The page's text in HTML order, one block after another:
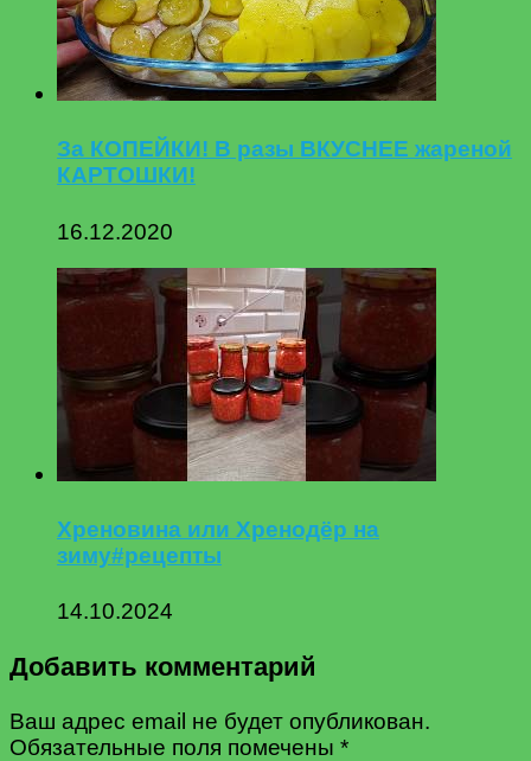
За КОПЕЙКИ! В разы ВКУСНЕЕ жареной
КАРТОШКИ!
16.12.2020
Хреновина или Хренодёр на
зиму#рецепты
14.10.2024
Добавить комментарий
Ваш адрес email не будет опубликован.
Обязательные поля помечены *